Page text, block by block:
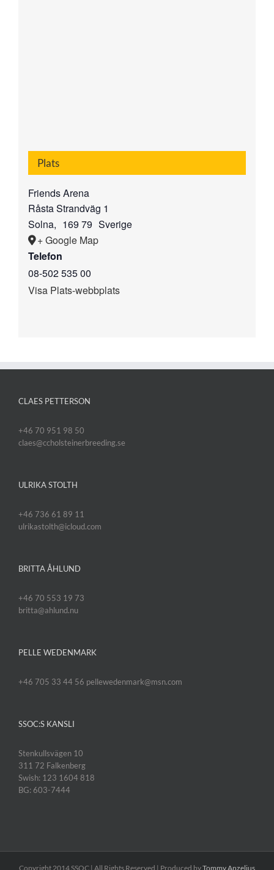
Plats
Friends Arena
Råsta Strandväg 1
Solna, 169 79 Sverige
+ Google Map
Telefon
08-502 535 00
Visa Plats-webbplats
CLAES PETTERSON
+46 70 951 98 50
claes@ccholsteinerbreeding.se
ULRIKA STOLTH
+46 736 61 89 11
ulrikastolth@icloud.com
BRITTA ÅHLUND
+46 70 553 19 73
britta@ahlund.nu
PELLE WEDENMARK
+46 705 33 44 56 pellewedenmark@msn.com
SSOC:S KANSLI
Stenkullsvägen 10
311 72 Falkenberg
Swish: 123 1604 818
BG: 603-7444
Copyright 2014 SSOC | All Rights Reserved | Produced byTommy Anzelius